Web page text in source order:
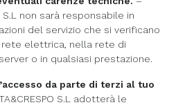
S.L non sarà responsabile in
del servizio che si verificano
rete elettrica, nella rete di
o in qualsiasi prestazione.
da parte di terzi al tuo
S.L adotterà le